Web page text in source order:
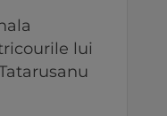
lui